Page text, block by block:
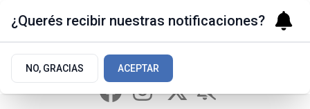
¿Querés recibir nuestras notificaciones?
NO, GRACIAS ACEPTAR